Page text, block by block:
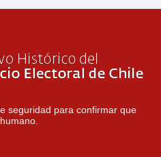
seguridad para confirmar que